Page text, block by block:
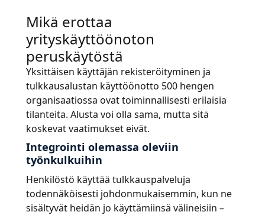
Mikä erottaa
yrityskäyttöönoton
peruskäytöstä
Yksittäisen käyttäjän rekisteröityminen ja
tulkkausalustan käyttöönotto 500 hengen
organisaatiossa ovat toiminnallisesti erilaisia
tilanteita. Alusta voi olla sama, mutta sitä
koskevat vaatimukset eivät.
Integrointi olemassa oleviin
työnkulkuihin
Henkilöstö käyttää tulkkauspalveluja
todennäköisesti johdonmukaisemmin, kun ne
sisältyvät heidän jo käyttämiinsä välineisiin –